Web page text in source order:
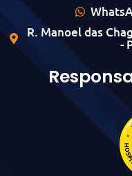
R. Manoel das
-